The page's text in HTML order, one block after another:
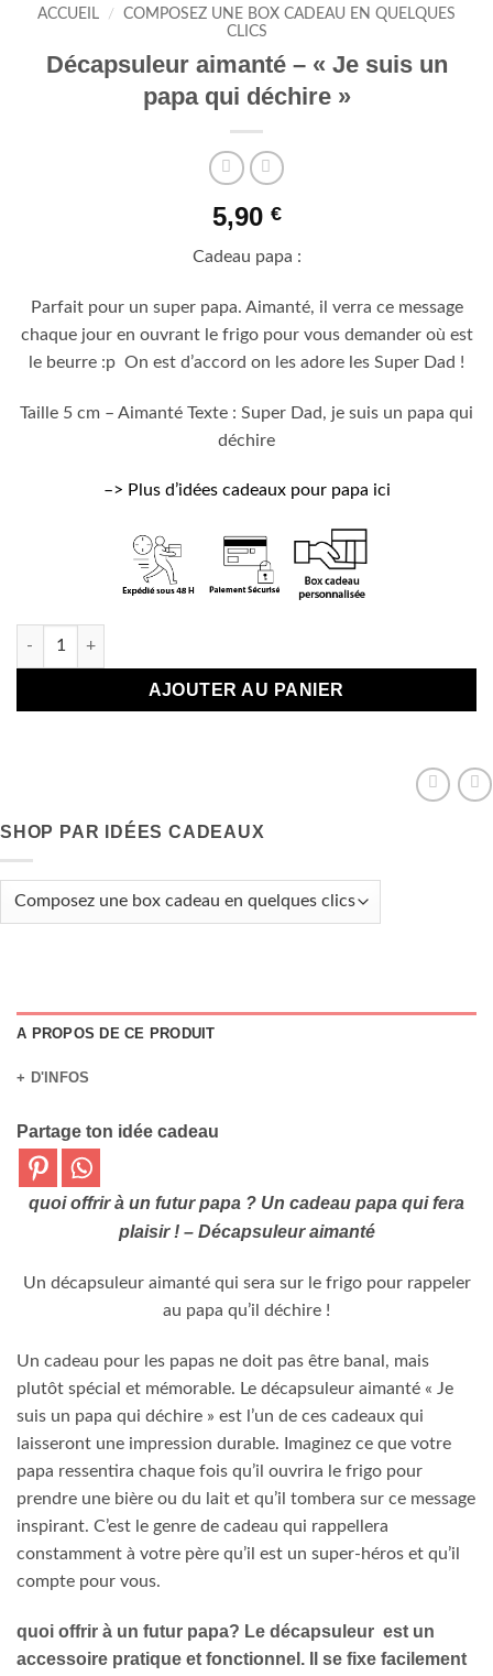
ACCUEIL /
COMPOSEZ UNE BOX CADEAU EN QUELQUES
CLICS
Décapsuleur aimanté – « Je suis un
papa qui déchire »
5,90 €
Cadeau papa :
Parfait pour un super papa. Aimanté, il verra ce message
chaque jour en ouvrant le frigo pour vous demander où est
le beurre :p On est d’accord on les adore les Super Dad !
Taille 5 cm – Aimanté Texte : Super Dad, je suis un papa qui
déchire
–> Plus d’idées cadeaux pour papa ici
quantité de Décapsuleur aimanté - "Je suis un papa qui
AJOUTER AU PANIER
SHOP PAR IDÉES CADEAUX
A PROPOS DE CE PRODUIT
+ D'INFOS
Partage ton idée cadeau
quoi offrir à un futur papa ? Un cadeau papa qui fera
plaisir ! – Décapsuleur aimanté
Un décapsuleur aimanté qui sera sur le frigo pour rappeler
au papa qu’il déchire !
Un cadeau pour les papas ne doit pas être banal, mais
plutôt spécial et mémorable. Le décapsuleur aimanté « Je
suis un papa qui déchire » est l’un de ces cadeaux qui
laisseront une impression durable. Imaginez ce que votre
papa ressentira chaque fois qu’il ouvrira le frigo pour
prendre une bière ou du lait et qu’il tombera sur ce message
inspirant. C’est le genre de cadeau qui rappellera
constamment à votre père qu’il est un super-héros et qu’il
compte pour vous.
quoi offrir à un futur papa? Le décapsuleur est un
accessoire pratique et fonctionnel. Il se fixe facilement